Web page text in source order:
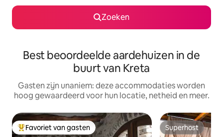
Zoeken
Best beoordeelde aardehuizen in de
buurt van Kreta
Gasten zijn unaniem: deze accommodaties worden
hoog gewaardeerd voor hun locatie, netheid en meer.
Topfavoriet van gasten
Favoriet van gasten Superhost
Superhost